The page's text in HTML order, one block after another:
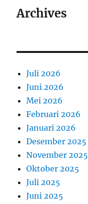
Archives
Juli 2026
Juni 2026
Mei 2026
Februari 2026
Januari 2026
Desember 2025
November 2025
Oktober 2025
Juli 2025
Juni 2025